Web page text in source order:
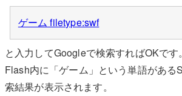
ゲーム filetype:swf
と入力してGoogleで検索すればOKです。
Flash内に「ゲーム」という単語がある
索結果が表示されます。